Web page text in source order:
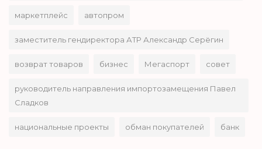
маркетплейс автопром
заместитель гендиректора АТР Александр Серёгин
возврат товаров бизнес Мегаспорт совет
руководитель направления импортозамещения Павел
Сладков
национальные проекты обман покупателей банк